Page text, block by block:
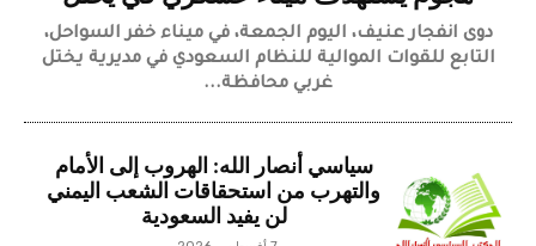
دوى انفجار عنيف، اليوم الجمعة، في ميناء خفر السواحل،
التابع للقوات الموالية للنظام السعودي في مديرية يختل
غربي محافظة...
سياسي أنصار الله: الهروب إلى الأمام
والتهرب من استحقاقات الشعب اليمني
لن يفيد السعودية